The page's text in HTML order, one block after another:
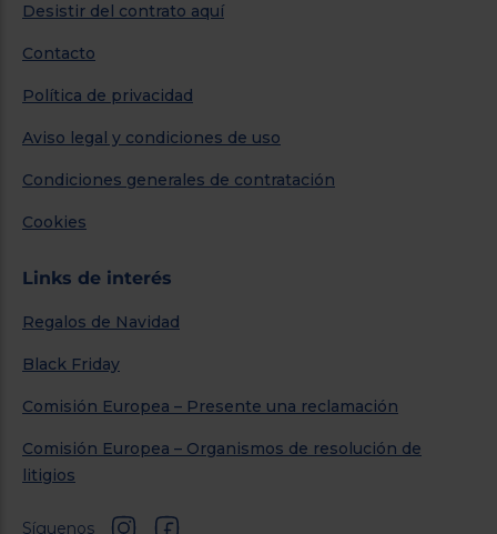
Desistir del contrato aquí
Contacto
Política de privacidad
Aviso legal y condiciones de uso
Condiciones generales de contratación
Cookies
Links de interés
Regalos de Navidad
Black Friday
Comisión Europea – Presente una reclamación
Comisión Europea – Organismos de resolución de
litigios
Síguenos